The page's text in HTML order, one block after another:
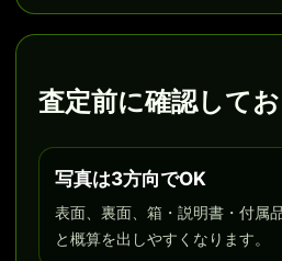
査定前に確認して
写真は3方向でOK
表面、裏面、箱・説明書・付属
と概算を出しやすくなります。